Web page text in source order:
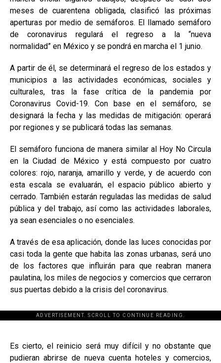
meses de cuarentena obligada, clasificó las próximas
aperturas por medio de semáforos. El llamado semáforo
de coronavirus regulará el regreso a la “nueva
normalidad” en México y se pondrá en marcha el 1 junio.
A partir de él, se determinará el regreso de los estados y
municipios a las actividades económicas, sociales y
culturales, tras la fase crítica de la pandemia por
Coronavirus Covid-19. Con base en el semáforo, se
designará la fecha y las medidas de mitigación: operará
por regiones y se publicará todas las semanas.
El semáforo funciona de manera similar al Hoy No Circula
en la Ciudad de México y está compuesto por cuatro
colores: rojo, naranja, amarillo y verde, y de acuerdo con
esta escala se evaluarán, el espacio público abierto y
cerrado. También estarán reguladas las medidas de salud
pública y del trabajo, así como las actividades laborales,
ya sean esenciales o no esenciales.
A través de esa aplicación, donde las luces conocidas por
casi toda la gente que habita las zonas urbanas, será uno
de los factores que influirán para que reabran manera
paulatina, los miles de negocios y comercios que cerraron
sus puertas debido a la crisis del coronavirus.
ADVERTISEMENT. SCROLL TO CONTINUE READING.
[adsforwp id="243463"]
Es cierto, el reinicio será muy difícil y no obstante que
pudieran abrirse de nueva cuenta hoteles y comercios,